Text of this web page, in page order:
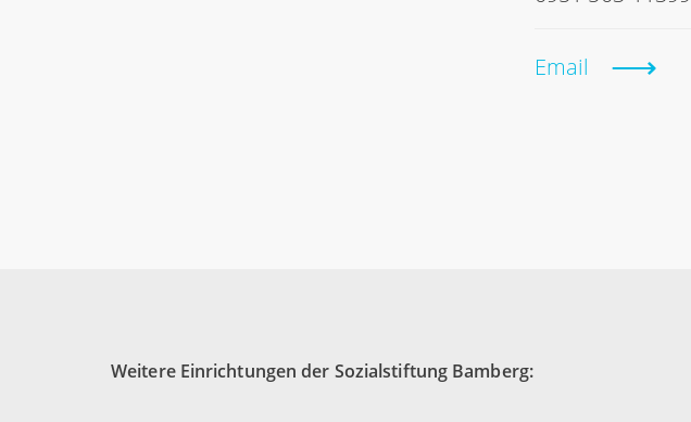
Email
Weitere Einrichtungen der Sozialstiftung Bamberg: